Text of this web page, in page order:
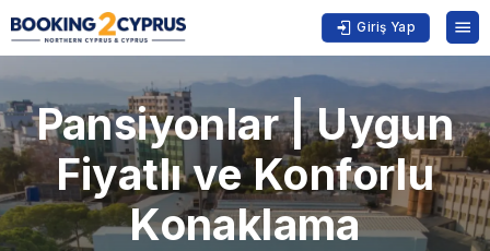
Giriş Yap
Pansiyonlar | Uygun
Fiyatlı ve Konforlu
Konaklama